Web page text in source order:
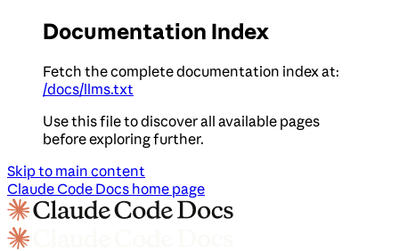
Documentation Index
Fetch the complete documentation index at:
/docs/llms.txt
Use this file to discover all available pages
before exploring further.
Skip to main content
Claude Code Docs home page